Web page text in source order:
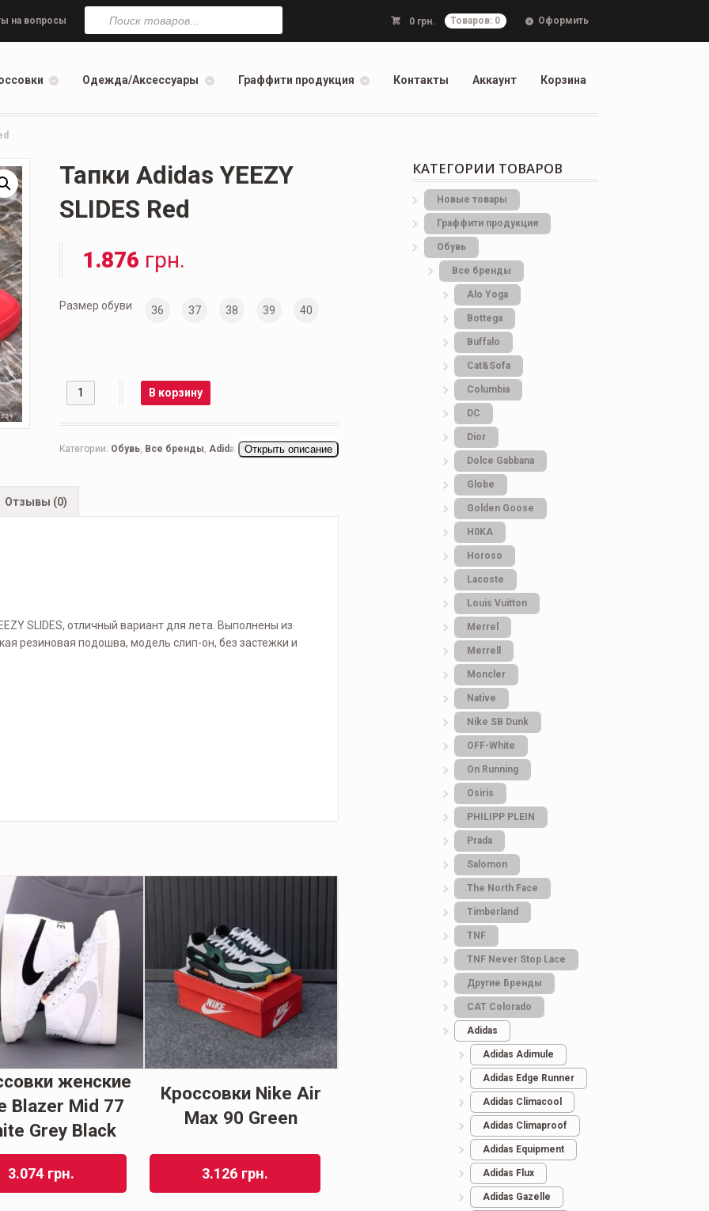
на вопросы 0 грн. Товаров: 0 Оформить
Поиск
товаров
Одежда/Аксессуары Граффити продукция Контакты Аккаунт Корзина
Тапки Adidas YEEZY
SLIDES Red
1.876 грн.
Размер обуви 36 37 38 39 40
Количество В корзину
Категории: Обувь, Все бренды Adidas, Женская обувь,
Открыть описание
Отзывы (0)
SLIDES, отличный вариант для лета. Выполнены из
резиновая подошва, модель слип-он, без застежки и
женские
Blazer Mid 77
Grey Black
3.074 грн.
Кроссовки Nike Air
Max 90 Green
3.126 грн.
Кроссовки мужские
Nike Air Max Plus TN
грн.
New Balance 997.5
Menthol/Grey
КАТЕГОРИИ ТОВАРОВ
Новые товары
Граффити продукция
Обувь
Все бренды
Alo Yoga
Bottеga
Buffalo
Cat&Sofa
Columbia
DC
Dior
Dolce Gabbana
Globe
Golden Goose
H0KA
Horoso
Lacoste
Louis Vuitton
Merrel
Merrell
Moncler
Native
Nike SB Dunk
OFF-White
On Running
Osiris
PHILIPP PLEIN
Prada
Salomon
The North Face
Timberland
TNF
TNF Never Stop Lace
Другие Бренды
САТ Colorado
Adidas
Adidas Adimule
Adidas Edge Runner
Adidas Climacool
Adidas Climaproof
Adidas Equipment
Adidas Flux
Adidas Gazelle